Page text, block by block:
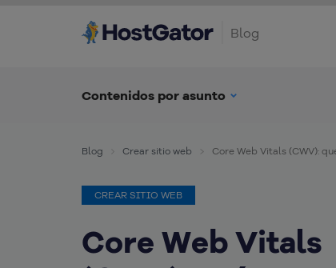
Blog
Contenidos por asunto
Blog Crear sitio web Core Web Vitals (CWV):
CREAR SITIO WEB
Core Web Vitals